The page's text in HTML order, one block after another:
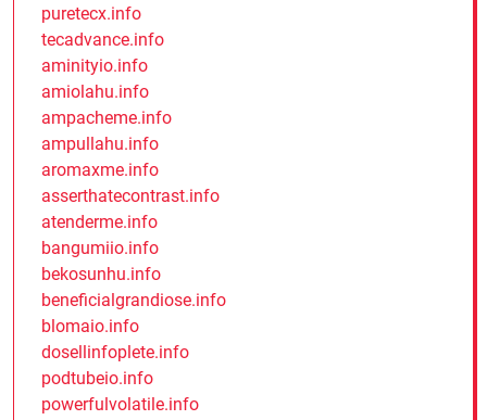
puretecx.info
tecadvance.info
aminityio.info
amiolahu.info
ampacheme.info
ampullahu.info
aromaxme.info
asserthatecontrast.info
atenderme.info
bangumiio.info
bekosunhu.info
beneficialgrandiose.info
blomaio.info
dosellinfoplete.info
podtubeio.info
powerfulvolatile.info